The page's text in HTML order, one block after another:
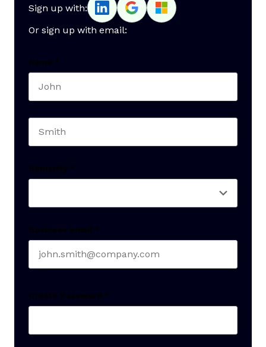
Sign up with:
Or sign up with email:
Name *
Seniority *
Business email *
Create Password *